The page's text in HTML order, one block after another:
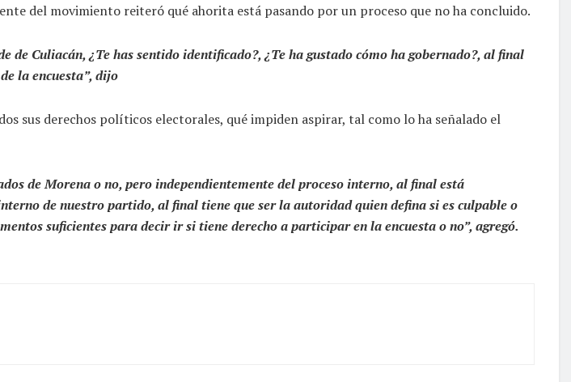
del movimiento reiteró qué ahorita está pasando por un proceso que no ha concluido.
Culiacán, ¿Te has sentido identificado?, ¿Te ha gustado cómo ha gobernado?, al final
la encuesta”, dijo
sus derechos políticos electorales, qué impiden aspirar, tal como lo ha señalado el
de Morena o no, pero independientemente del proceso interno, al final está
de nuestro partido, al final tiene que ser la autoridad quien defina si es culpable o
suficientes para decir ir si tiene derecho a participar en la encuesta o no”, agregó.